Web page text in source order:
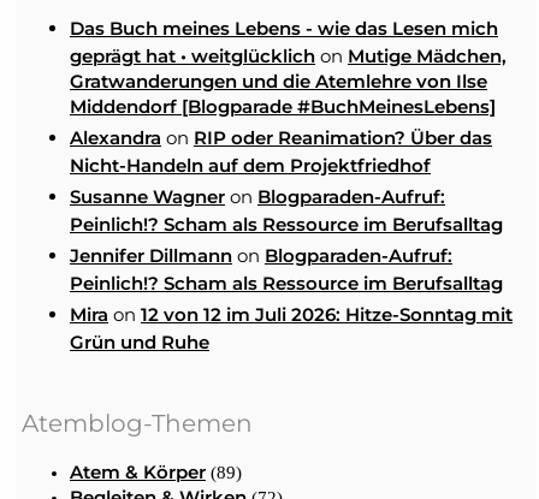
Das Buch meines Lebens - wie das Lesen mich
geprägt hat • weitglücklich on Mutige Mädchen,
Gratwanderungen und die Atemlehre von Ilse
Middendorf [Blogparade #BuchMeinesLebens]
Alexandra on RIP oder Reanimation? Über das
Nicht-Handeln auf dem Projektfriedhof
Susanne Wagner on Blogparaden-Aufruf:
Peinlich!? Scham als Ressource im Berufsalltag
Jennifer Dillmann on Blogparaden-Aufruf:
Peinlich!? Scham als Ressource im Berufsalltag
Mira on 12 von 12 im Juli 2026: Hitze-Sonntag mit
Grün und Ruhe
Atemblog-Themen
Atem & Körper (89)